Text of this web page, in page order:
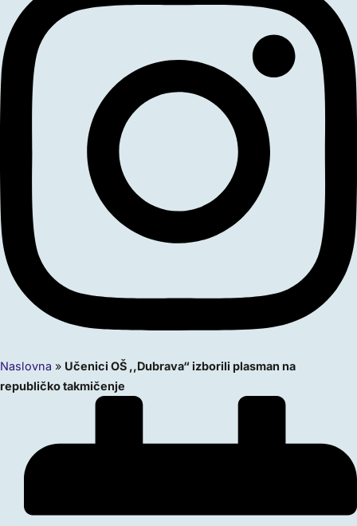
Naslovna » Učenici OŠ ,,Dubrava“ izborili plasman na
republičko takmičenje